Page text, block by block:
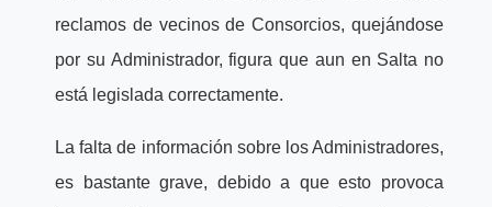
reclamos de vecinos de Consorcios, quejándose
por su Administrador, figura que aun en Salta no
está legislada correctamente.
La falta de información sobre los Administradores,
es bastante grave, debido a que esto provoca